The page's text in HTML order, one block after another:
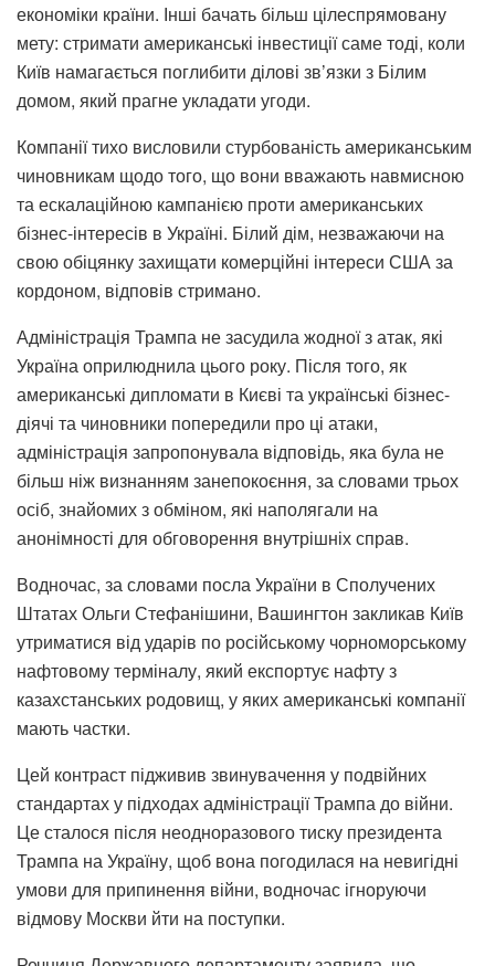
економіки країни. Інші бачать більш цілеспрямовану
мету: стримати американські інвестиції саме тоді, коли
Київ намагається поглибити ділові зв’язки з Білим
домом, який прагне укладати угоди.
Компанії тихо висловили стурбованість американським
чиновникам щодо того, що вони вважають навмисною
та ескалаційною кампанією проти американських
бізнес-інтересів в Україні. Білий дім, незважаючи на
свою обіцянку захищати комерційні інтереси США за
кордоном, відповів стримано.
Адміністрація Трампа не засудила жодної з атак, які
Україна оприлюднила цього року. Після того, як
американські дипломати в Києві та українські бізнес-
діячі та чиновники попередили про ці атаки,
адміністрація запропонувала відповідь, яка була не
більш ніж визнанням занепокоєння, за словами трьох
осіб, знайомих з обміном, які наполягали на
анонімності для обговорення внутрішніх справ.
Водночас, за словами посла України в Сполучених
Штатах Ольги Стефанішини, Вашингтон закликав Київ
утриматися від ударів по російському чорноморському
нафтовому терміналу, який експортує нафту з
казахстанських родовищ, у яких американські компанії
мають частки.
Цей контраст підживив звинувачення у подвійних
стандартах у підходах адміністрації Трампа до війни.
Це сталося після неодноразового тиску президента
Трампа на Україну, щоб вона погодилася на невигідні
умови для припинення війни, водночас ігноруючи
відмову Москви йти на поступки.